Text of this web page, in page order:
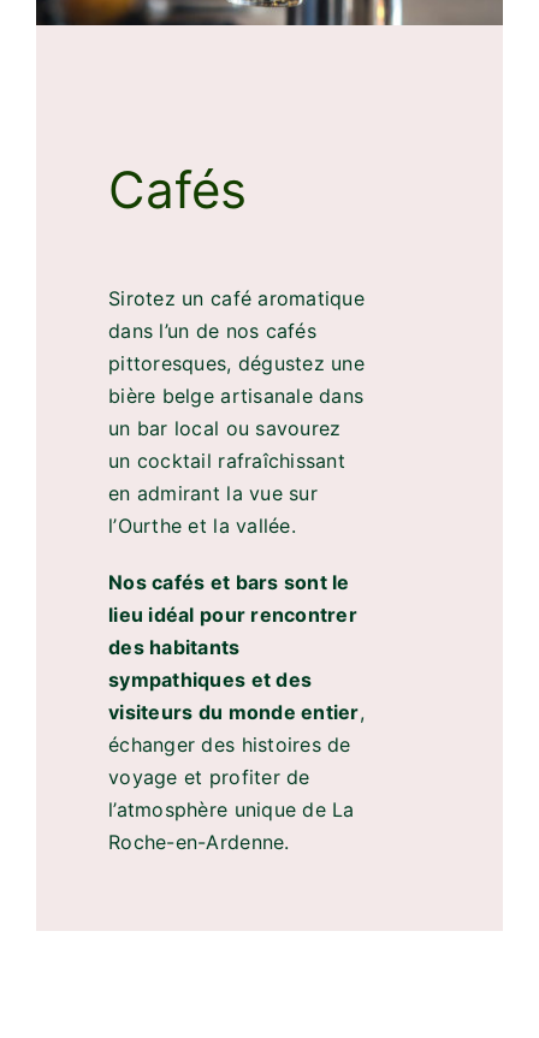
Cafés
Sirotez un café aromatique
dans l’un de nos cafés
pittoresques, dégustez une
bière belge artisanale dans
un bar local ou savourez
un cocktail rafraîchissant
en admirant la vue sur
l’Ourthe et la vallée.
Nos cafés et bars sont le
lieu idéal pour rencontrer
des habitants
sympathiques et des
visiteurs du monde entier,
échanger des histoires de
voyage et profiter de
l’atmosphère unique de La
Roche-en-Ardenne.